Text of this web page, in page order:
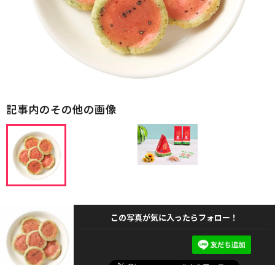
記事内のその他の画像
この写真が気に入ったらフォロー！